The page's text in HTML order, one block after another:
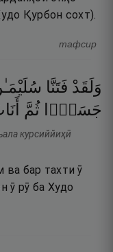
Қурбон сохт).
тафсир
وَلَقَدْ فَتَنَّا
جَسَدًۭا ثُمَّ
курсиййиҳӣ
бар тахти ӯ
ӯ рӯ ба Худо